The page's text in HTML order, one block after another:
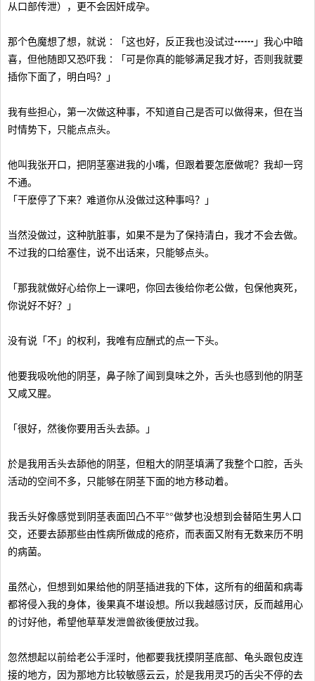
从口部传泄），更不会因奸成孕。
那个色魔想了想，就说∶「这也好，反正我也没试过┅┅」我心中暗
喜，但他随即又恐吓我∶「可是你真的能够满足我才好，否则我就要
插你下面了，明白吗？」
我有些担心，第一次做这种事，不知道自己是否可以做得来，但在当
时情势下，只能点点头。
他叫我张开口，把阴茎塞进我的小嘴，但跟着要怎麽做呢？我却一窍
不通。
「干麽停了下来？难道你从没做过这种事吗？」
当然没做过，这种肮脏事，如果不是为了保持清白，我才不会去做。
不过我的口给塞住，说不出话来，只能够点头。
「那我就做好心给你上一课吧，你回去後给你老公做，包保他爽死，
你说好不好？」
没有说「不」的权利，我唯有应酬式的点一下头。
他要我吸吮他的阴茎，鼻子除了闻到臭味之外，舌头也感到他的阴茎
又咸又腥。
「很好，然後你要用舌头去舔。」
於是我用舌头去舔他的阴茎，但粗大的阴茎填满了我整个口腔，舌头
活动的空间不多，只能够在阴茎下面的地方移动着。
我舌头好像感觉到阴茎表面凹凸不平°°做梦也没想到会替陌生男人口
交，还要去舔那些由性病所做成的疮疥，而表面又附有无数来历不明
的病菌。
虽然心，但想到如果给他的阴茎插进我的下体，这所有的细菌和病毒
都将侵入我的身体，後果真不堪设想。所以我越感讨厌，反而越用心
的讨好他，希望他草草发泄兽欲後便放过我。
忽然想起以前给老公手淫时，他都要我抚摸阴茎底部、龟头跟包皮连
接的地方，因为那地方比较敏感云云，於是我用灵巧的舌尖不停的去